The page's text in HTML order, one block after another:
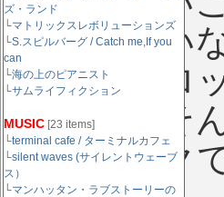
ズ・ランド
└マトリックスレボリューションズ
└S.スピルバーグ / Catch me,If you
can
└海の上のピアニスト
└サムライフィクション
MUSIC [23 items]
└terminal cafe / ターミナルカフェ
└silent waves (サイレントウェーブ
ス）
└マンハッタン・ラブストーリーの
ど」みたい
マがチョロ
ている。そ
カトリック